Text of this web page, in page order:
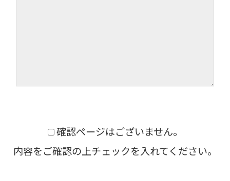
確認ページはございません。
内容をご確認の上チェックを入れてください。